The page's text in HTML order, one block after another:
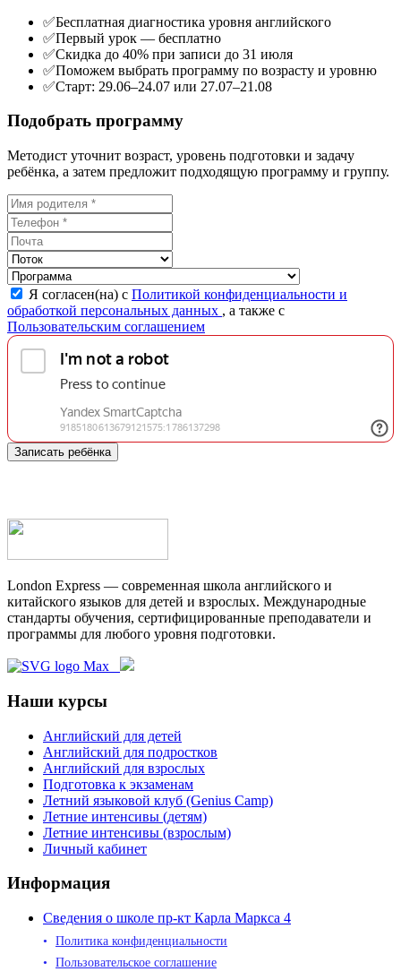
✅Бесплатная диагностика уровня английского
✅Первый урок — бесплатно
✅Скидка до 40% при записи до 31 июля
✅Поможем выбрать программу по возрасту и уровню
✅Старт: 29.06–24.07 или 27.07–21.08
Подобрать программу
Методист уточнит возраст, уровень подготовки и задачу
ребёнка, а затем предложит подходящую программу и группу.
Я согласен(на) с Политикой конфиденциальности и
обработкой персональных данных , а также с
Пользовательским соглашением
Записать ребёнка
London Express — современная школа английского и
китайского языков для детей и взрослых. Международные
стандарты обучения, сертифицированные преподаватели и
программы для любого уровня подготовки.
Наши курсы
Английский для детей
Английский для подростков
Английский для взрослых
Подготовка к экзаменам
Летний языковой клуб (Genius Camp)
Летние интенсивы (детям)
Летние интенсивы (взрослым)
Личный кабинет
Информация
Сведения о школе пр-кт Карла Маркса 4
Политика конфиденциальности
Пользовательское соглашение